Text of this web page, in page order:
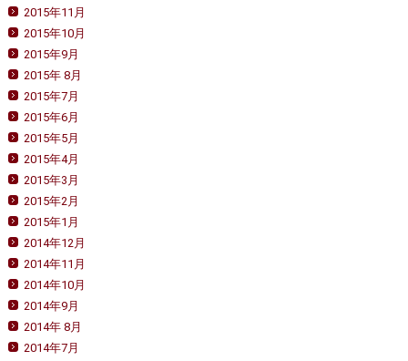
2015年11月
2015年10月
2015年9月
2015年 8月
2015年7月
2015年6月
2015年5月
2015年4月
2015年3月
2015年2月
2015年1月
2014年12月
2014年11月
2014年10月
2014年9月
2014年 8月
2014年7月